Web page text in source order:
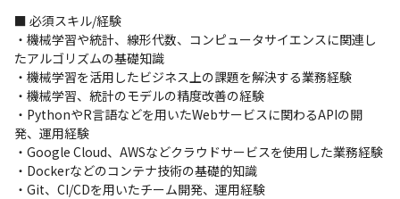
・日本のGDPの約20％、100兆円の基幹産業である製造業の生産
性を上げるために行います
・中小製造業は得意な技術領域があるが、自ら営業する文化がな
く、頼まれた仕事あればで自社が苦手な領域であっても、引き受
けてしまい生産性の低下を招いており結果、中小製造業の75%が
赤字に
・日本のGDPの20%、100兆円を占める日本の基幹産業である製
造業の生産性を上げることをミッションとして自社システム開発
を行います
・また3年以内にアジアを中心に海外展開します
■ 必須スキル/経験
・機械学習や統計、線形代数、コンピュータサイエンスに関連し
たアルゴリズムの基礎知識
・機械学習を活用したビジネス上の課題を解決する業務経験
・機械学習、統計のモデルの精度改善の経験
・PythonやR言語などを用いたWebサービスに関わるAPIの開
発、運用経験
・Google Cloud、AWSなどクラウドサービスを使用した業務経験
・Dockerなどのコンテナ技術の基礎的知識
・Git、CI/CDを用いたチーム開発、運用経験